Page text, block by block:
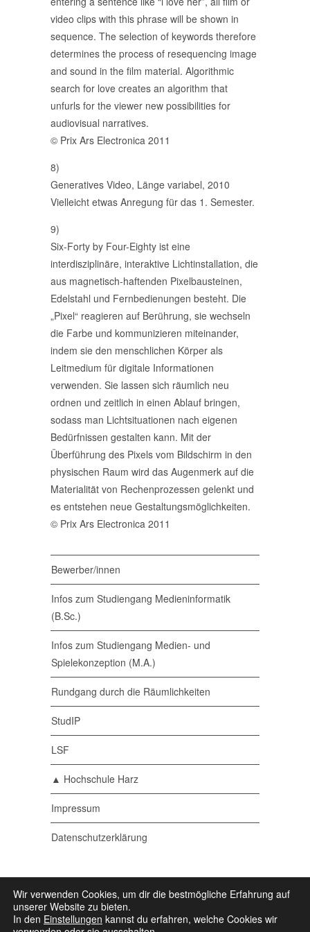
video clips with this phrase will be shown in
sequence. The selection of keywords therefore
determines the process of resequencing image
and sound in the film material. Algorithmic
search for love creates an algorithm that
unfurls for the viewer new possibilities for
audiovisual narratives.
© Prix Ars Electronica 2011
8)
Generatives Video, Länge variabel, 2010
Vielleicht etwas Anregung für das 1. Semester.
9)
Six-Forty by Four-Eighty ist eine
interdisziplinäre, interaktive Lichtinstallation, die
aus magnetisch-haftenden Pixelbausteinen,
Edelstahl und Fernbedienungen besteht. Die
„Pixel“ reagieren auf Berührung, sie wechseln
die Farbe und kommunizieren miteinander,
indem sie den menschlichen Körper als
Leitmedium für digitale Informationen
verwenden. Sie lassen sich räumlich neu
ordnen und zeitlich in einen Ablauf bringen,
sodass man Lichtsituationen nach eigenen
Bedürfnissen gestalten kann. Mit der
Überführung des Pixels vom Bildschirm in den
physischen Raum wird das Augenmerk auf die
Materialität von Rechenprozessen gelenkt und
es entstehen neue Gestaltungsmöglichkeiten.
© Prix Ars Electronica 2011
Bewerber/innen
Infos zum Studiengang Medieninformatik
(B.Sc.)
Infos zum Studiengang Medien- und
Spielekonzeption (M.A.)
Rundgang durch die Räumlichkeiten
StudIP
LSF
▲ Hochschule Harz
Impressum
Datenschutzerklärung
© 2026 Medieninformatik •Ein Studiengang der
▲ Hochschule Harz • Powered byWordpress•
Some icons byIcons8
Wir verwenden Cookies, um dir die bestmögliche Erfahrung auf
unserer Website zu bieten.
In den Einstellungen kannst du erfahren, welche Cookies wir